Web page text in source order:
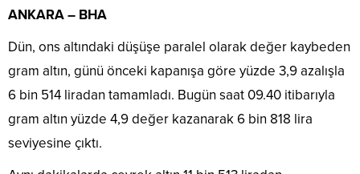
ANKARA – BHA
Dün, ons altındaki düşüşe paralel olarak değer kaybeden
gram altın, günü önceki kapanışa göre yüzde 3,9 azalışla
6 bin 514 liradan tamamladı. Bugün saat 09.40 itibarıyla
gram altın yüzde 4,9 değer kazanarak 6 bin 818 lira
seviyesine çıktı.